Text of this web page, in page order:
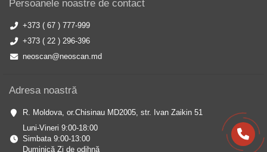
Persoanele noastre de contact
+373 ( 67 ) 777-999
+373 ( 22 ) 296-396
neoscan@neoscan.md
Adresa noastră
R. Moldova, or.Chisinau MD2005, str. Ivan Zaikin 51
Luni-Vineri 9:00-18:00
Simbata 9:00-13:00
Duminică Zi de odihnă